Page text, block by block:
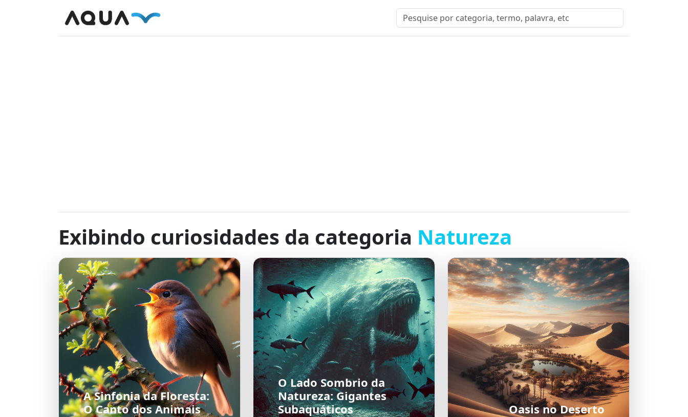
Exibindo curiosidades da categoria Natureza
A Sinfonia da Floresta:
O Canto dos Animais
O Lado Sombrio da
Natureza: Gigantes
Subaquáticos
Oasis no Deserto